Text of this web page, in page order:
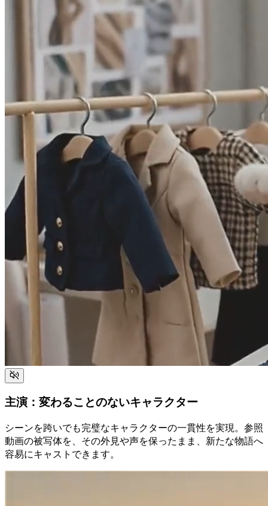
主演：変わることのないキャラクター
シーンを跨いでも完璧なキャラクターの一貫性を実現。参照
動画の被写体を、その外見や声を保ったまま、新たな物語へ
容易にキャストできます。